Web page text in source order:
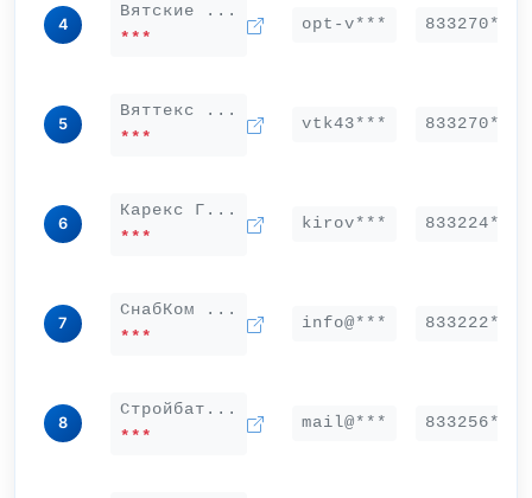
4
Вятские ...
***
opt-v*** 833270***
5
Вяттекс ...
***
vtk43*** 833270***
6
Карекс Г...
***
kirov*** 833224***
7
СнабКом ...
***
info@*** 833222***
8
Стройбат...
***
mail@*** 833256***